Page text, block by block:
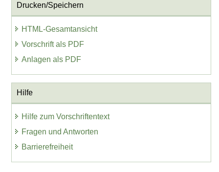
Drucken/Speichern
HTML-Gesamtansicht
Vorschrift als PDF
Anlagen als PDF
Hilfe
Hilfe zum Vorschriftentext
Fragen und Antworten
Barrierefreiheit